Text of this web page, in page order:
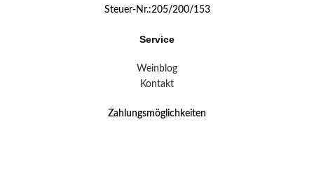
Steuer-Nr.:205/200/153
Service
Weinblog
Kontakt
Zahlungsmöglichkeiten